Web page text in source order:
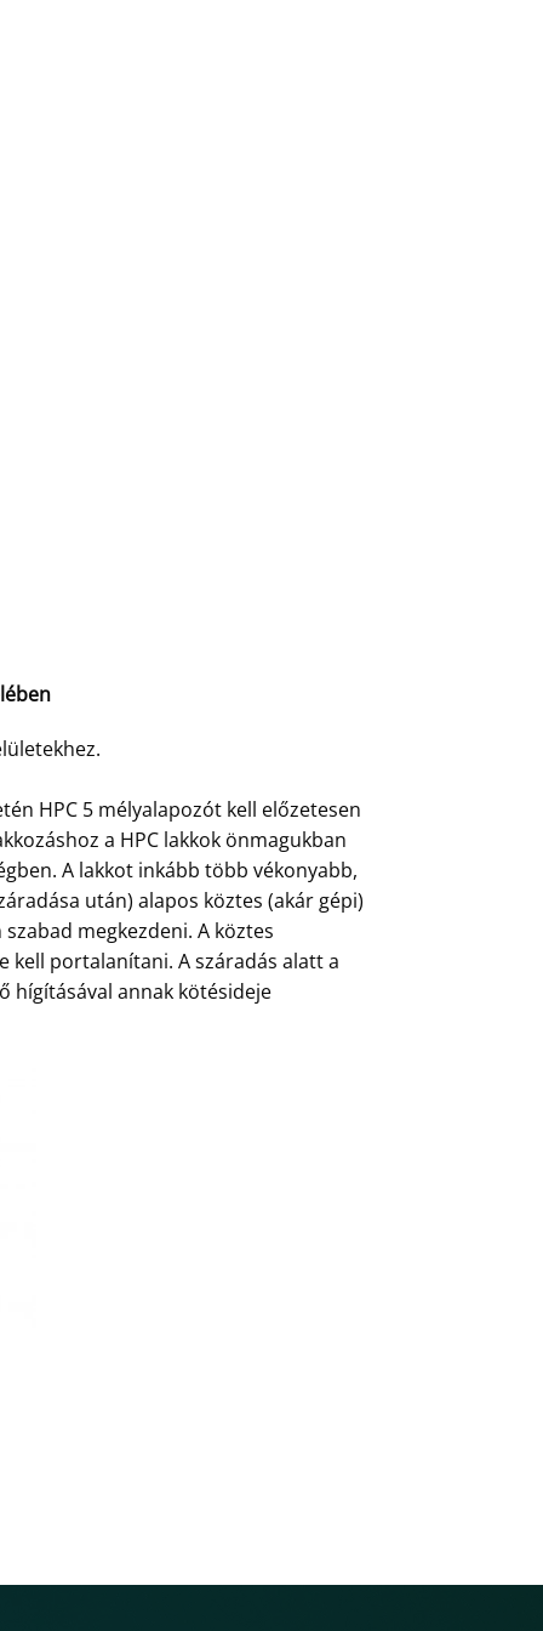
HPC 5 mélyalapozót kell előzetesen
a HPC lakkok önmagukban
A lakkot inkább több vékonyabb,
után) alapos köztes (akár gépi)
megkezdeni. A köztes
kell portalanítani. A száradás alatt a
hígításával annak kötésideje